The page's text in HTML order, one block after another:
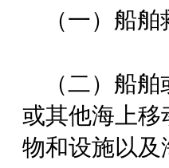
（一）船舶
（二）船舶
或其他海上移
物和设施以及